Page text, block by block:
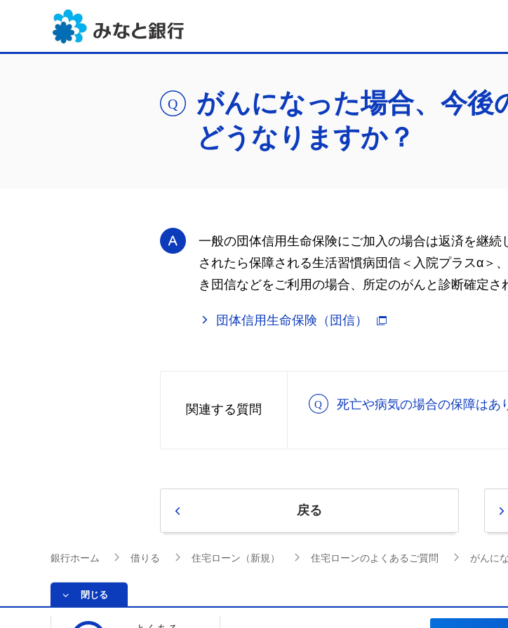
がんになった場合、今後
どうなりますか？
一般の団体信用生命保険にご加入の場合は返済を継
されたら保障される生活習慣病団信＜入院プラスα＞
き団信などをご利用の場合、所定のがんと診断確定さ
団体信用生命保険（団信）
関連する質問 死亡や病気の場合の保障はあ
戻る
銀行ホーム 借りる 住宅ローン（新規） 住宅ローンのよくあるご質問 がんに
閉じる